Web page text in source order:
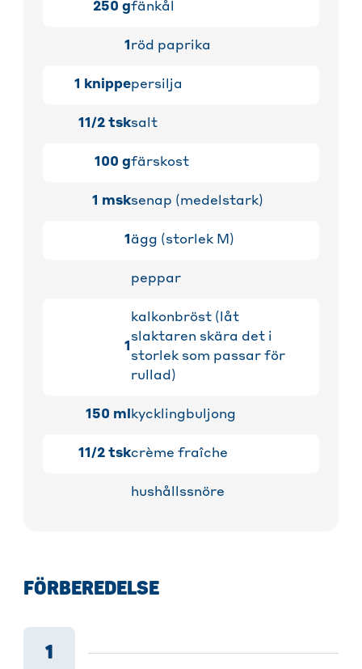
250 gfänkål
1röd paprika
1 knippepersilja
11/2 tsksalt
100 gfärskost
1 msksenap (medelstark)
1ägg (storlek M)
peppar
1
kalkonbröst (låt
slaktaren skära det i
storlek som passar för
rullad)
150 mlkycklingbuljong
11/2 tskcrème fraîche
hushållssnöre
FÖRBEREDELSE
1